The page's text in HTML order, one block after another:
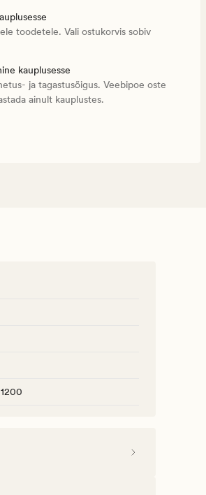
toodetele. Vali ostukorvis sobiv
kauplusesse
ja tagastusõigus. Veebipoe oste
ainult kauplustes.